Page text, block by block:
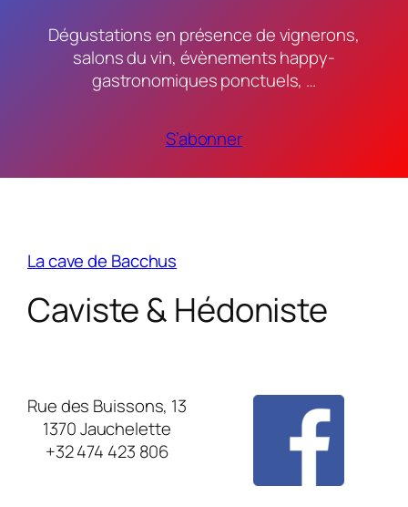
Dégustations en présence de vignerons,
salons du vin, évènements happy-
gastronomiques ponctuels, …
S’abonner
La cave de Bacchus
Caviste & Hédoniste
Rue des Buissons, 13
1370 Jauchelette
+32 474 423 806